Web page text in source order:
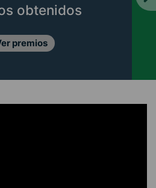
Libros CIPER
Conócelos